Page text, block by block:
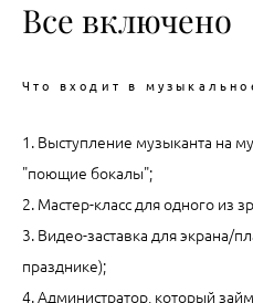
Все включено
Что входит в
1. Выступление музыканта на
"поющие бокалы";
2. Мастер-класс для одного из
3. Видео-заставка для экрана/
празднике);
4. Администратор, который